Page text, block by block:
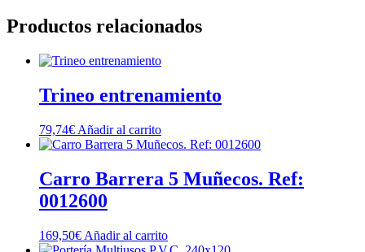
Productos relacionados
Trineo entrenamiento
79,74€ Añadir al carrito
Carro Barrera 5 Muñecos. Ref:
0012600
169,50€ Añadir al carrito